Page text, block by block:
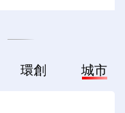
環創 城市